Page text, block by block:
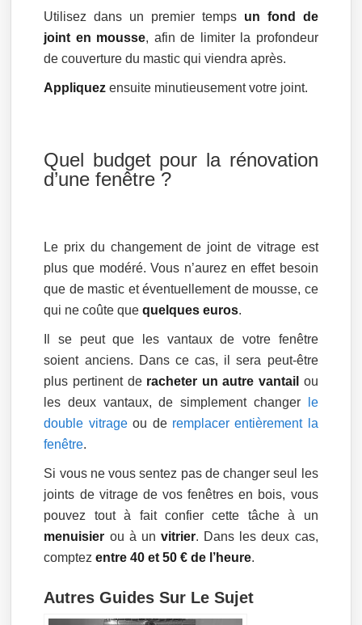
Utilisez dans un premier temps un fond de
joint en mousse, afin de limiter la profondeur
de couverture du mastic qui viendra après.
Appliquez ensuite minutieusement votre joint.
Quel budget pour la rénovation
d’une fenêtre ?
Le prix du changement de joint de vitrage est
plus que modéré. Vous n’aurez en effet besoin
que de mastic et éventuellement de mousse, ce
qui ne coûte quequelques euros.
Il se peut que les vantaux de votre fenêtre
soient anciens. Dans ce cas, il sera peut-être
plus pertinent de racheter un autre vantail ou
les deux vantaux, de simplement changer
le
double vitrageou de remplacer entièrement la
fenêtre.
Si vous ne vous sentez pas de changer seul les
joints de vitrage de vos fenêtres en bois, vous
pouvez tout à fait confier cette tâche à un
menuisier ou à un vitrier. Dans les deux cas,
comptezentre 40 et 50 € de l’heure.
Autres Guides Sur Le Sujet